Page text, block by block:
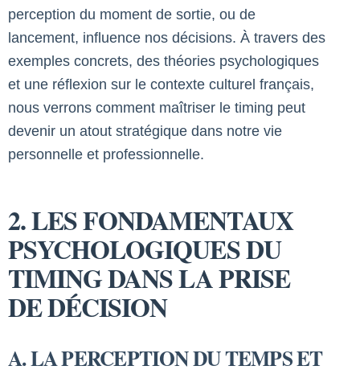
perception du moment de sortie, ou de
lancement, influence nos décisions. À travers des
exemples concrets, des théories psychologiques
et une réflexion sur le contexte culturel français,
nous verrons comment maîtriser le timing peut
devenir un atout stratégique dans notre vie
personnelle et professionnelle.
2. LES FONDAMENTAUX
PSYCHOLOGIQUES DU
TIMING DANS LA PRISE
DE DÉCISION
A. LA PERCEPTION DU TEMPS ET